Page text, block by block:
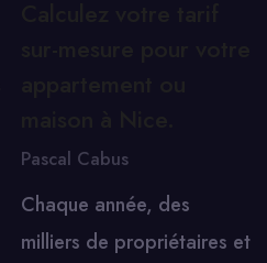
Pascal Cabus
Chaque année, des
milliers de propriétaires et